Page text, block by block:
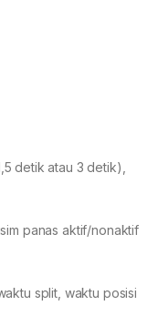
detik atau 3 detik),
panas aktif/nonaktif
split, waktu posisi